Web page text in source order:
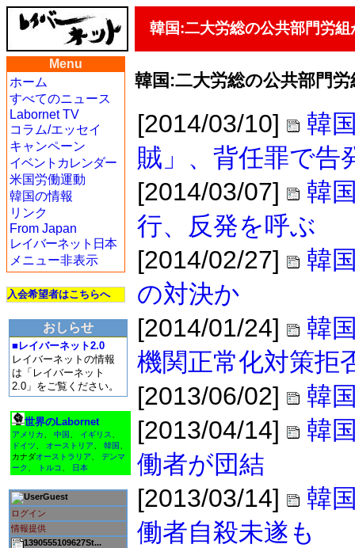
韓国:二大労総の公共部門労
Menu
ホーム
すべてのニュース
Labornet TV
コラム/エッセイ
キャンペーン
イベントカレンダー
米国労働運動
韓国の情報
リンク
From Japan
レイバーネット日本
メニュー非表示
入会希望者はこちらへ
おしらせ
■レイバーネット2.0
レイバーネットの情報
は「レイバーネット
2.0」をご覧ください。
世界のLabornet
アメリカ 中国 イギリス
ドイツ
オーストリア 韓国
カナダオーストラリア
デンマ
ーク
トルコ 日本
Guest
ログイン
情報提供
1390555109627St...
韓国:二大労総の公共部門
[2014/03/10]
韓
賊」、背任罪で告
[2014/03/07]
韓
行、反発を呼ぶ
[2014/02/27]
韓
の対決か
[2014/01/24]
韓
機関正常化対策拒
[2013/06/02]
韓
[2013/04/14]
韓
働者が団結
[2013/03/14]
韓
働者自殺未遂も